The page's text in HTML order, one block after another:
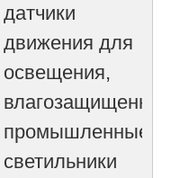
датчики
движения для
освещения,
влагозащищенные
промышленные
светильники